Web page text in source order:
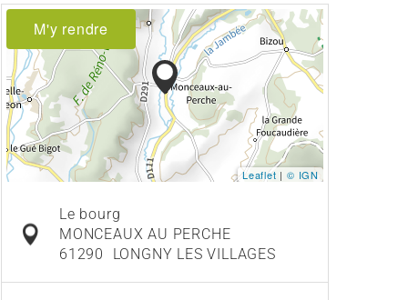
M'y rendre
Leaflet | © IGN
Le bourg
MONCEAUX AU PERCHE
61290
LONGNY LES VILLAGES